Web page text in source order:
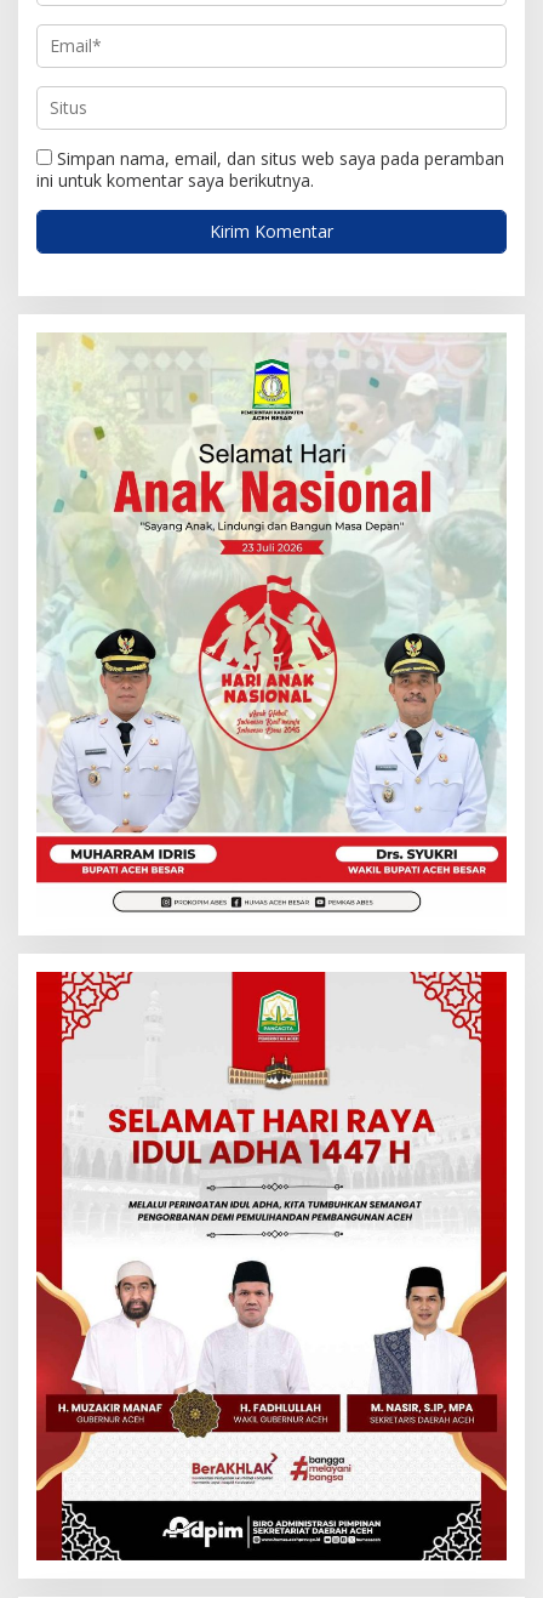
Simpan nama, email, dan situs web saya pada peramban
ini untuk komentar saya berikutnya.